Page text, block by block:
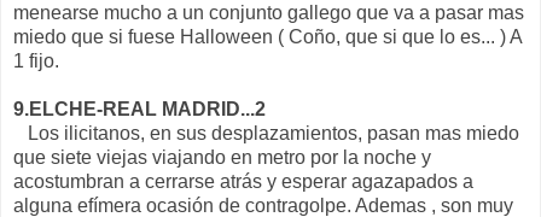
menearse mucho a un conjunto gallego que va a pasar mas
miedo que si fuese Halloween ( Coño, que si que lo es... ) A
1 fijo.
9.ELCHE-REAL MADRID...2
Los ilicitanos, en sus desplazamientos, pasan mas miedo
que siete viejas viajando en metro por la noche y
acostumbran a cerrarse atrás y esperar agazapados a
alguna efímera ocasión de contragolpe. Ademas , son muy